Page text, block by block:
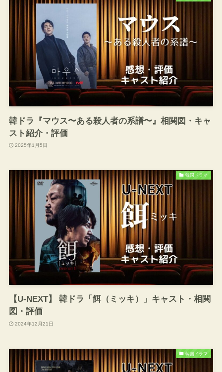
韓ドラ『マウス〜ある殺人者の系譜〜』相関図・キャ
スト紹介・評価
2025年1月5日
韓国ドラマ
【U-NEXT】 韓ドラ「餌（ミッキ）」キャスト・相関
図・評価
2024年12月21日
韓国ドラマ